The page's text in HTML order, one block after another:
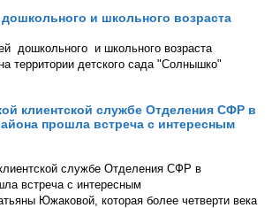
и школьного возраста
дошкольного и школьного возраста
территории детского сада "Солнышко"
клиентской службе Отделения СФР в
прошла встреча с интересным
службе Отделения СФР в
встреча с интересным
Южаковой, которая более четверти века